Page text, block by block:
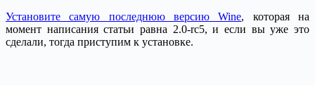
Установите самую последнюю версию Wine, которая на
момент написания статьи равна 2.0-rc5, и если вы уже это
сделали, тогда приступим к установке.